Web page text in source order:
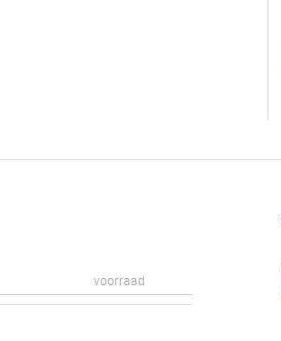
voorraad